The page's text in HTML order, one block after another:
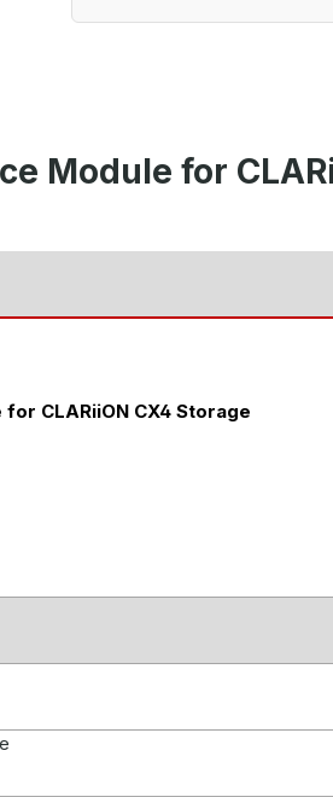
Module for
CLARiiON CX4 Storage